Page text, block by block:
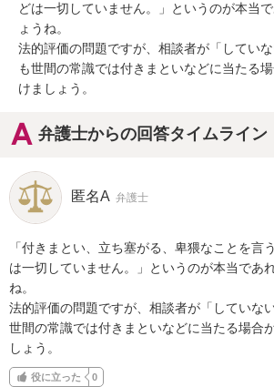
どは一切していません。」というのが本当
ょうね。
法的評価の問題ですが、相談者が「してい
も世間の常識では付きまといなどに当たる
けましょう。
弁護士からの回答タイムライン
匿名A 弁護士
「付きまとい、立ち塞がる、卑猥なことを言
は一切していません。」というのが本当であ
ね。
法的評価の問題ですが、相談者が「していな
世間の常識では付きまといなどに当たる場合
しょう。
役に立った 0